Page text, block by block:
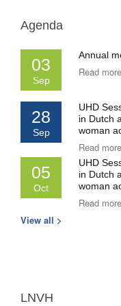
Agenda
03
Sep
Annual
Read
28
Sep
UHD
in Dutch
woman
Read
05
Oct
UHD
in Dutch
woman
Read
View all >
LNVH